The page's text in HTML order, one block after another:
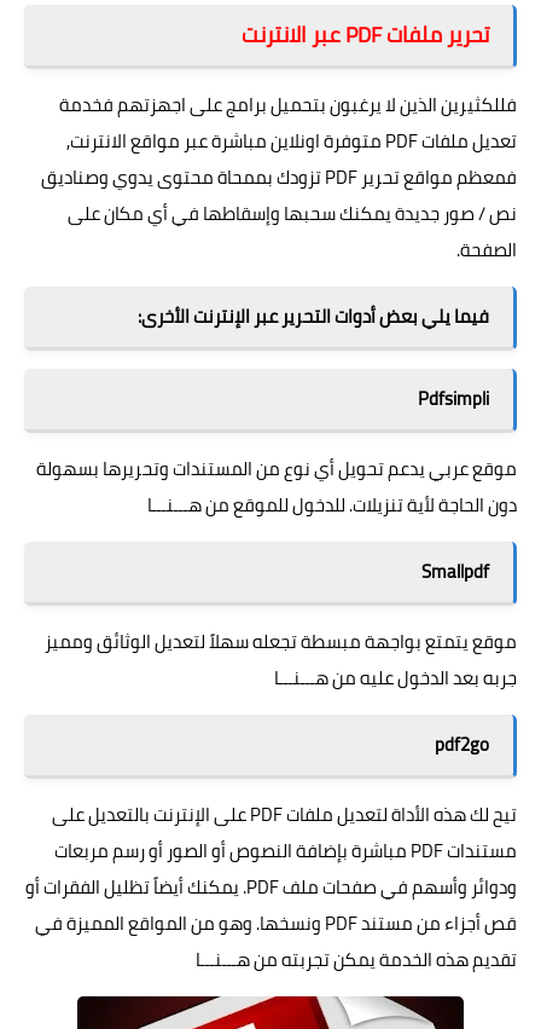
تحرير ملفات PDF عبر الانترنت
فللكثيرين الذين لا يرغبون بتحميل برامج على اجهزتهم فخدمة
تعديل ملفات PDF متوفرة اونلاين مباشرة عبر مواقع الانترنت,
فمعظم مواقع تحرير PDF تزودك بممحاة محتوى يدوي وصناديق
نص / صور جديدة يمكنك سحبها وإسقاطها في أي مكان على
الصفحة.
فيما يلي بعض أدوات التحرير عبر الإنترنت الأخرى:
Pdfsimpli
موقع عربي يدعم تحويل أي نوع من المستندات وتحريرها بسهولة
دون الحاجة لأية تنزيلات. للدخول للموقع منهـــنـــا
Smallpdf
موقع يتمتع بواجهة مبسطة تجعله سهلاً لتعديل الوثائق ومميز
جربه بعد الدخول عليه منهـــنـــا
pdf2go
تيح لك هذه الأداة لتعديل ملفات PDF على الإنترنت بالتعديل على
مستندات PDF مباشرة بإضافة النصوص أو الصور أو رسم مربعات
ودوائر وأسهم في صفحات ملف PDF. يمكنك أيضاً تظليل الفقرات أو
قص أجزاء من مستند PDF ونسخها. وهو من المواقع المميزة في
تقديم هذه الخدمة يمكن تجربته منهـــنـــا